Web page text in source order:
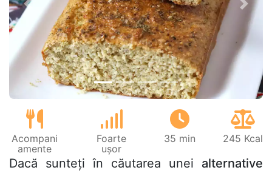
Precedentul
Acompani
amente
Foarte
ușor
35 min 245 Kcal
Dacă sunteți în căutarea unei alternative